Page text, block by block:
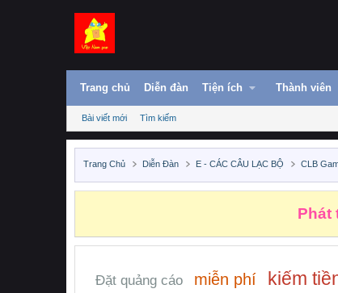
Trang chủ Diễn đàn Tiện ích Thành viên
Bài viết mới Tìm kiếm
Trang Chủ Diễn Đàn E - CÁC CÂU LẠC BỘ CLB
Phát
Đặt quảng cáo miễn phí kiếm